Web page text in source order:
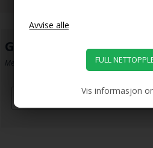
Vis informasjon
Gjør som 150.000
Meld deg på vår e-avtaler og få super gode